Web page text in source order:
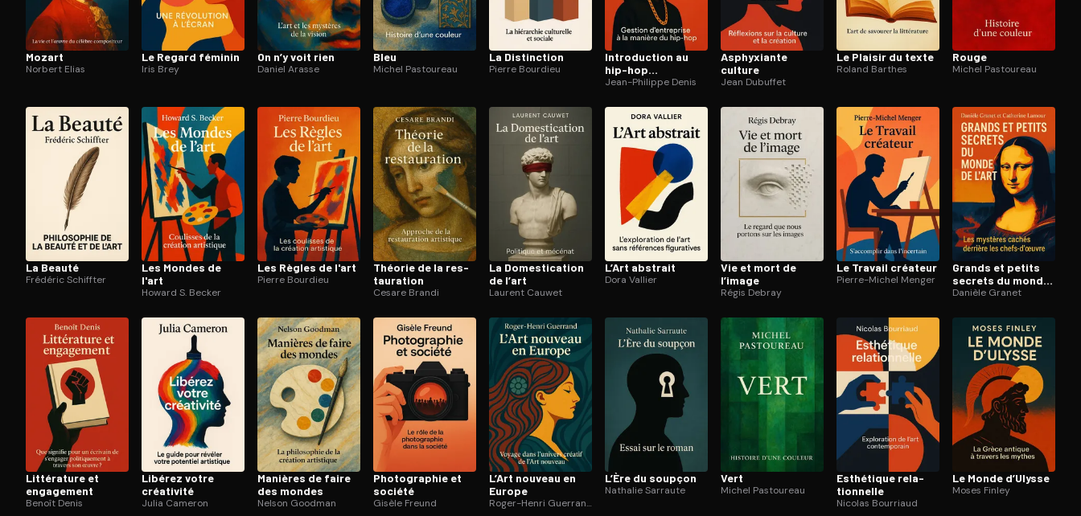
Mozart
Norbert Elias
Le Regard féminin
Iris Brey
On n’y voit rien
Daniel Arasse
Bleu
Michel Pastoureau
La Distinction
Pierre Bourdieu
In­tro­duc­tion au
hip-hop
management
Jean-Philippe Denis
Asphyxiante
culture
Jean Dubuffet
Le Plaisir du texte
Roland Barthes
Rouge
Michel Pastoureau
La Beauté
Frédéric Schiffter
Les Mondes de
l'art
Howard S. Becker
Les Règles de l'art
Pierre Bourdieu
Théorie de la res­
tau­ra­tion
Cesare Brandi
La Do­mes­ti­ca­tion
de l’art
Laurent Cauwet
L’Art abstrait
Dora Vallier
Vie et mort de
l’image
Régis Debray
Le Travail créateur
Pierre-Michel Menger
Grands et petits
secrets du monde
de l’art
Danièle Granet
Littérature et
engagement
Benoît Denis
Libérez votre
créativité
Julia Cameron
Manières de faire
des mondes
Nelson Goodman
Pho­to­gra­phie et
société
Gisèle Freund
L’Art nouveau en
Europe
Roger-Henri Guerrand
L’Ère du soupçon
Nathalie Sarraute
Vert
Michel Pastoureau
Esthétique re­la­
tion­nelle
Nicolas Bourriaud
Le Monde d’Ulysse
Moses Finley